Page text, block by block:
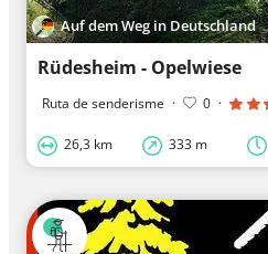
Auf dem Weg in Deutschland
Rüdesheim - Opelwiese
Ruta de senderisme · 0 ·
26,3 km 333 m